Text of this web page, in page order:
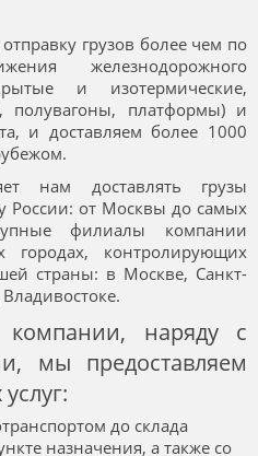
грузов более чем по
железнодорожного
и изотермические,
полувагоны, платформы) и
и доставляем более 1000
нам доставлять грузы
России: от Москвы до самых
филиалы компании
городах, контролирующих
страны: в Москве, Санкт-
наряду с
мы предоставляем
до склада
назначения, а также со